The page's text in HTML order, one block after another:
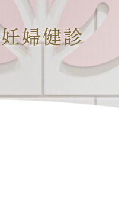
妊婦健診